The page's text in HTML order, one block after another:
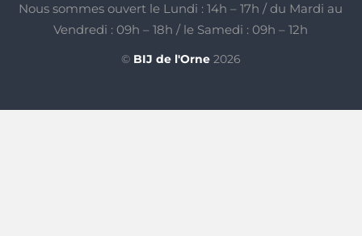
Nous sommes ouvert le Lundi : 14h – 17h / du Mardi au
Vendredi : 09h – 18h / le Samedi : 09h – 12h
© BIJ de l'Orne 2026